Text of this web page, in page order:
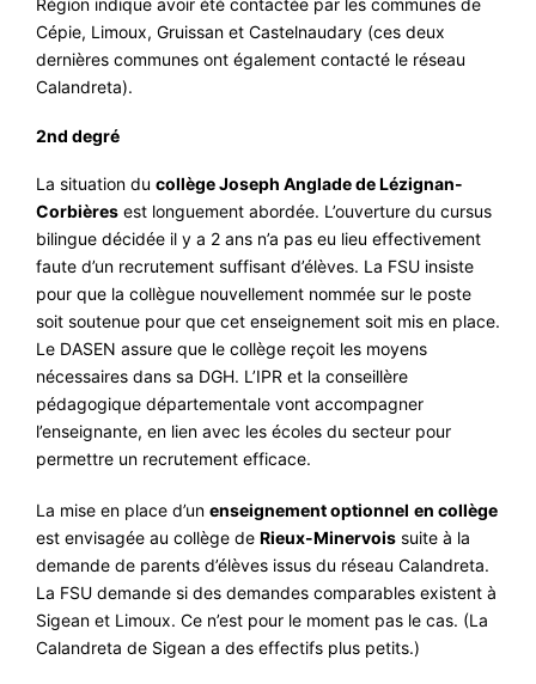
Cépie, Limoux, Gruissan et Castelnaudary (ces deux
dernières communes ont également contacté le réseau
Calandreta).
2nd degré
La situation du collège Joseph Anglade de Lézignan-
Corbières est longuement abordée. L’ouverture du cursus
bilingue décidée il y a 2 ans n’a pas eu lieu effectivement
faute d’un recrutement suffisant d’élèves. La FSU insiste
pour que la collègue nouvellement nommée sur le poste
soit soutenue pour que cet enseignement soit mis en place.
Le DASEN assure que le collège reçoit les moyens
nécessaires dans sa DGH. L’IPR et la conseillère
pédagogique départementale vont accompagner
l’enseignante, en lien avec les écoles du secteur pour
permettre un recrutement efficace.
La mise en place d’un enseignement optionnel en collège
est envisagée au collège de Rieux-Minervois suite à la
demande de parents d’élèves issus du réseau Calandreta.
La FSU demande si des demandes comparables existent à
Sigean et Limoux. Ce n’est pour le moment pas le cas. (La
Calandreta de Sigean a des effectifs plus petits.)